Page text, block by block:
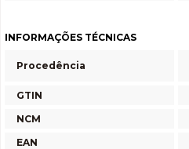
INFORMAÇÕES TÉCNICAS
Procedência
GTIN
NCM
EAN